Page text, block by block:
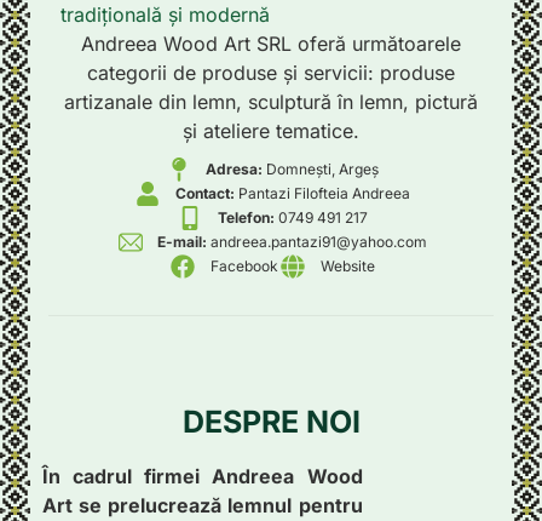
tradițională și modernă
Andreea Wood Art SRL oferă următoarele
categorii de produse și servicii: produse
artizanale din lemn, sculptură în lemn, pictură
și ateliere tematice.
Adresa: Domnești, Argeș
Contact: Pantazi Filofteia Andreea
Telefon: 0749 491 217
E-mail: andreea.pantazi91@yahoo.com
Facebook
Website
DESPRE NOI
În cadrul firmei Andreea Wood
Art se prelucrează lemnul pentru